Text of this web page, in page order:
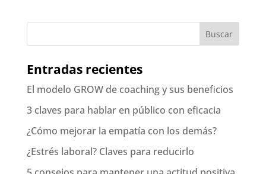
Entradas recientes
El modelo GROW de coaching y sus beneficios
3 claves para hablar en público con eficacia
¿Cómo mejorar la empatía con los demás?
¿Estrés laboral? Claves para reducirlo